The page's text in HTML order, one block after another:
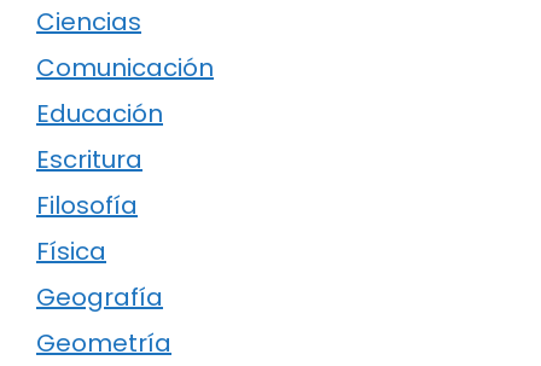
Ciencias
Comunicación
Educación
Escritura
Filosofía
Física
Geografía
Geometría